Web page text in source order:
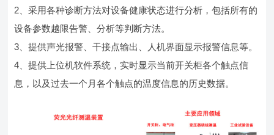
2、采用各种诊断方法对设备健康状态进行分析，包括所有的
设备参数越限告警、分析等判断方法。
3、提供声光报警、干接点输出、人机界面显示报警信息等。
4、提供上位机软件系统，实时显示当前开关柜各个触点信
息，以及过去一个月各个触点的温度信息的历史数据。